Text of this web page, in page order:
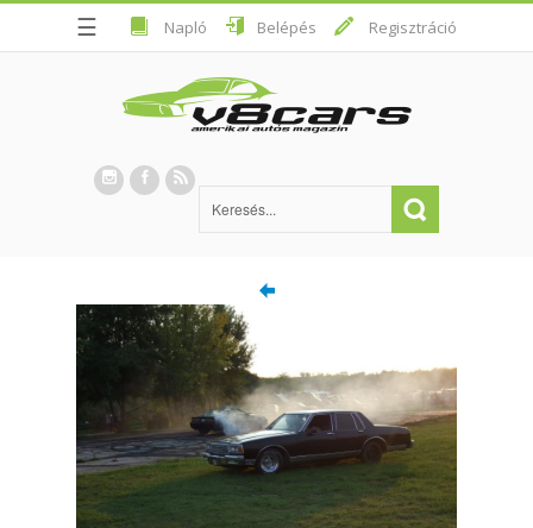
☰ Napló Belépés Regisztráció